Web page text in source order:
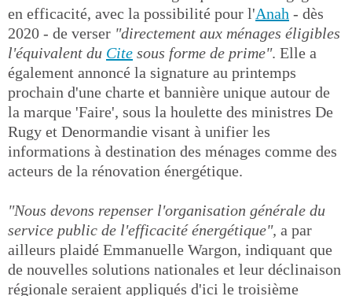
en efficacité, avec la possibilité pour l'Anah - dès
2020 - de verser "directement aux ménages éligibles
l'équivalent du Cite sous forme de prime". Elle a
également annoncé la signature au printemps
prochain d'une charte et bannière unique autour de
la marque 'Faire', sous la houlette des ministres De
Rugy et Denormandie visant à unifier les
informations à destination des ménages comme des
acteurs de la rénovation énergétique.
"Nous devons repenser l'organisation générale du
service public de l'efficacité énergétique", a par
ailleurs plaidé Emmanuelle Wargon, indiquant que
de nouvelles solutions nationales et leur déclinaison
régionale seraient appliqués d'ici le troisième